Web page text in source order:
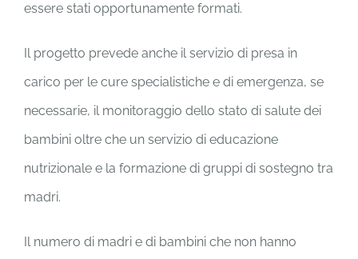
essere stati opportunamente formati.
Il progetto prevede anche il servizio di presa in
carico per le cure specialistiche e di emergenza, se
necessarie, il monitoraggio dello stato di salute dei
bambini oltre che un servizio di educazione
nutrizionale e la formazione di gruppi di sostegno tra
madri.
Il numero di madri e di bambini che non hanno